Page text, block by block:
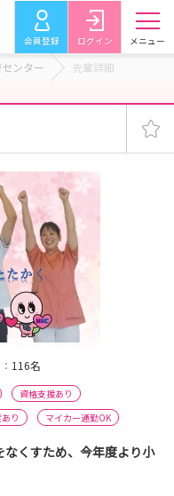
会員登録 ログイン メニュー
ンター 先輩詳細
116名
資格支援あり
り マイカー通勤OK
くすため、今年度より小